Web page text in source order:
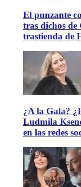
El punzante
tras dichos de
trastienda de
¿A la Gala?
Ludmila
en las redes